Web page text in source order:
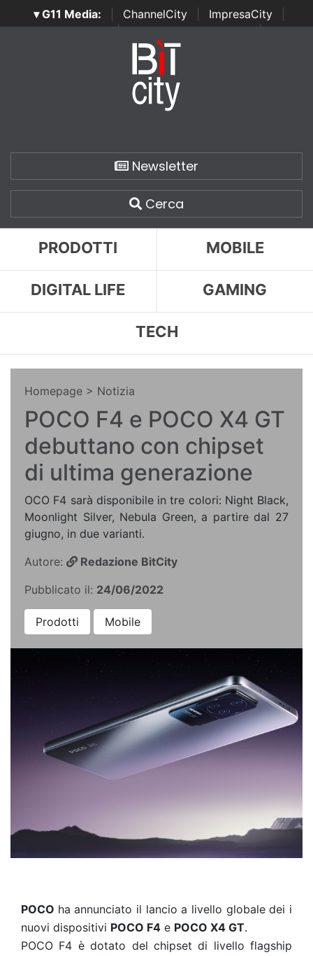
▾ G11 Media: ChannelCity ImpresaCity
SecurityOpenLab | Italian Channel Awards | Italian
Italian Security Awards
Newsletter
Cerca
PRODOTTI MOBILE
DIGITAL LIFE GAMING
TECH
Homepage > Notizia
POCO F4 e POCO X4 GT
debuttano con chipset
di ultima generazione
OCO F4 sarà disponibile in tre colori: Night Black,
Moonlight Silver, Nebula Green, a partire dal 27
giugno, in due varianti.
Autore:
Redazione BitCity
Pubblicato il: 24/06/2022
Prodotti Mobile
POCO ha annunciato il lancio a livello globale dei i
nuovi dispositivi POCO F4 e POCO X4 GT.
POCO F4 è dotato del chipset di livello flagship